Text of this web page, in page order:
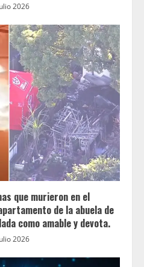
2026
que murieron en el
de la abuela de
como amable y devota.
2026